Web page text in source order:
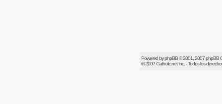
Powered byphpBB© 2001, 2007 phpBB
© 2007Catholic.netInc. - Todos los